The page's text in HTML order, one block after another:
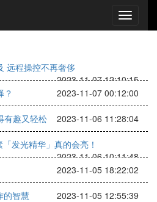
远程操控不再奢侈
2023-11-07 12:10:15
？
2023-11-07 00:12:00
有趣又轻松 2023-11-06 11:28:04
发光精华」真的会亮！
2023-11-06 10:11:48
2023-11-05 18:22:02
的智慧 2023-11-05 12:55:39